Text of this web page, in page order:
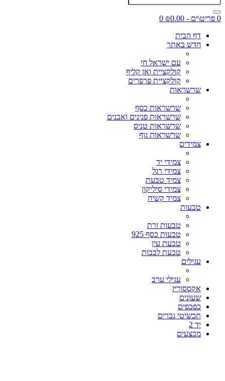
0 פריט\ים - ₪0.00
0
דף הבית
חדש באתר
עם ישראל חי
קולקציית ואן קליף
קולקציית פרפרים
שרשראות
שרשראות כסף
שרשראות פנינים ואבנים
שרשראות טניס
שרשראות גוף
צמידים
צמידי יד
צמידי רגל
צמיד טבעת
צמידי סיליקון
צמיד קשיח
טבעות
טבעות זרת
טבעות כסף 925
טבעת עין
טבעת לבבות
עגילים
עגילי ערב
אקססוריז
שעונים
כפכפים
תכשיטי גברים
יד 2
מבצעים